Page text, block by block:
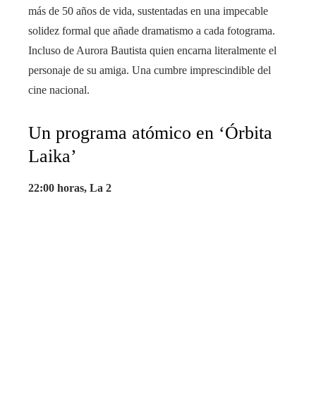
más de 50 años de vida, sustentadas en una impecable
solidez formal que añade dramatismo a cada fotograma.
Incluso de Aurora Bautista quien encarna literalmente el
personaje de su amiga. Una cumbre imprescindible del
cine nacional.
Un programa atómico en ‘Órbita
Laika’
22:00 horas, La 2